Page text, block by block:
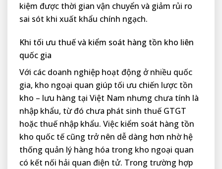
kiệm được thời gian vận chuyển và giảm rủi ro
sai sót khi xuất khẩu chính ngạch.
Khi tối ưu thuế và kiểm soát hàng tồn kho liên
quốc gia
Với các doanh nghiệp hoạt động ở nhiều quốc
gia, kho ngoại quan giúp tối ưu chiến lược tồn
kho – lưu hàng tại Việt Nam nhưng chưa tính là
nhập khẩu, từ đó chưa phát sinh thuế GTGT
hoặc thuế nhập khẩu. Việc kiểm soát hàng tồn
kho quốc tế cũng trở nên dễ dàng hơn nhờ hệ
thống quản lý hàng hóa trong kho ngoại quan
có kết nối hải quan điện tử. Trong trường hợp